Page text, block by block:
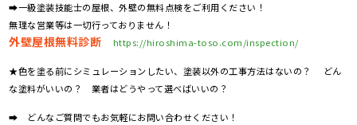
➡一級塗装技能士の屋根、外壁の無料点検をご利用ください！
無理な営業等は一切行っておりません！
外壁屋根無料診断 https://hiroshima-toso.com/inspection/
★色を塗る前にシミュレーションしたい、塗装以外の工事方法はないの？ どん
な塗料がいいの？ 業者はどうやって選べばいいの？
➡ どんなご質問でもお気軽にお問い合わせください！